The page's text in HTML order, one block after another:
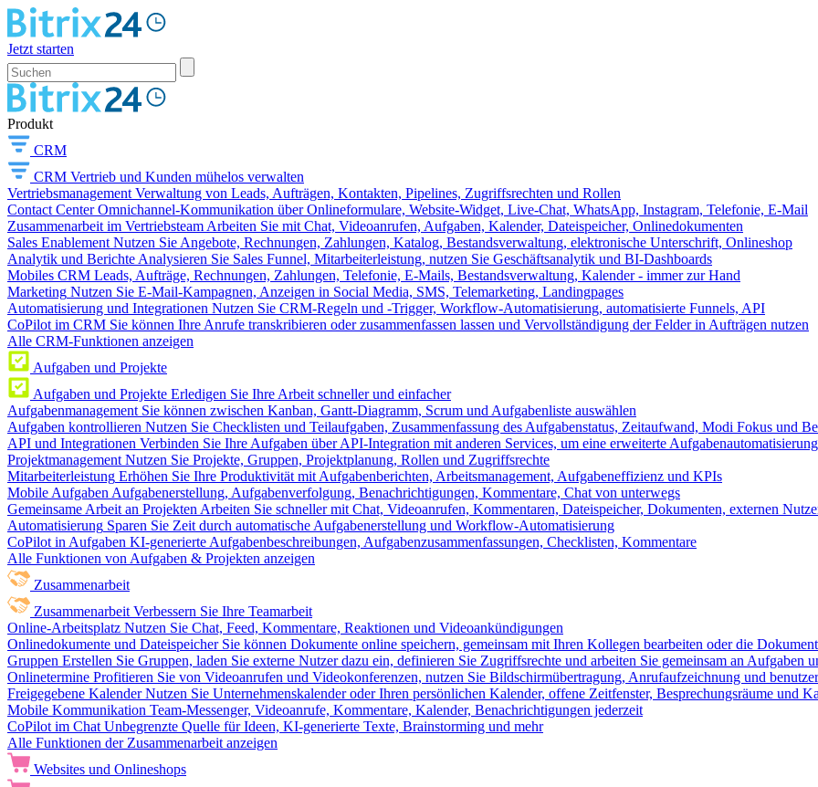
Jetzt starten
Produkt
CRM
CRM Vertrieb und Kunden mühelos verwalten
Vertriebsmanagement Verwaltung von Leads, Aufträgen, Kontakten, Pipelines, Zugriffsrechten und Rollen
Contact Center Omnichannel-Kommunikation über Onlineformulare, Website-Widget, Live-Chat, WhatsApp, Instagram, Telefonie, E-Mail
Zusammenarbeit im Vertriebsteam Arbeiten Sie mit Chat, Videoanrufen, Aufgaben, Kalender, Dateispeicher, Onlinedokumenten
Sales Enablement Nutzen Sie Angebote, Rechnungen, Zahlungen, Katalog, Bestandsverwaltung, elektronische Unterschrift, Onlineshop
Analytik und Berichte Analysieren Sie Sales Funnel, Mitarbeiterleistung, nutzen Sie Geschäftsanalytik und BI-Dashboards
Mobiles CRM Leads, Aufträge, Rechnungen, Zahlungen, Telefonie, E-Mails, Bestandsverwaltung, Kalender - immer zur Hand
Marketing Nutzen Sie E-Mail-Kampagnen, Anzeigen in Social Media, SMS, Telemarketing, Landingpages
Automatisierung und Integrationen Nutzen Sie CRM-Regeln und -Trigger, Workflow-Automatisierung, automatisierte Funnels, API
CoPilot im CRM Sie können Ihre Anrufe transkribieren oder zusammenfassen lassen und Vervollständigung der Felder in Aufträgen nutzen
Alle CRM-Funktionen anzeigen
Aufgaben und Projekte
Aufgaben und Projekte Erledigen Sie Ihre Arbeit schneller und einfacher
Aufgabenmanagement Sie können zwischen Kanban, Gantt-Diagramm, Scrum und Aufgabenliste auswählen
Aufgaben kontrollieren Nutzen Sie Checklisten und Teilaufgaben, Zusammenfassung des Aufgabenstatus, Zeitaufwand, Modi Fokus und
API und Integrationen Verbinden Sie Ihre Aufgaben über API-Integration mit anderen Services, um eine erweiterte
Projektmanagement Nutzen Sie Projekte, Gruppen, Projektplanung, Rollen und Zugriffsrechte
Mitarbeiterleistung Erhöhen Sie Ihre Produktivität mit Aufgabenberichten, Arbeitsmanagement, Aufgabeneffizienz und KPIs
Mobile Aufgaben Aufgabenerstellung, Aufgabenverfolgung, Benachrichtigungen, Kommentare, Chat von unterwegs
Gemeinsame Arbeit an Projekten Arbeiten Sie schneller mit Chat, Videoanrufen, Kommentaren, Dateispeicher, Dokumenten, externen
Automatisierung Sparen Sie Zeit durch automatische Aufgabenerstellung und Workflow-Automatisierung
CoPilot in Aufgaben KI-generierte Aufgabenbeschreibungen, Aufgabenzusammenfassungen, Checklisten, Kommentare
Alle Funktionen von Aufgaben & Projekten anzeigen
Zusammenarbeit
Zusammenarbeit Verbessern Sie Ihre Teamarbeit
Online-Arbeitsplatz Nutzen Sie Chat, Feed, Kommentare, Reaktionen und Videoankündigungen
Onlinedokumente und Dateispeicher Sie können Dokumente online speichern, gemeinsam mit Ihren Kollegen bearbeiten oder die
Gruppen Erstellen Sie Gruppen, laden Sie externe Nutzer dazu ein, definieren Sie Zugriffsrechte und arbeiten Sie gemeinsam an Aufgaben
Onlinetermine Profitieren Sie von Videoanrufen und Videokonferenzen, nutzen Sie Bildschirmübertragung, Anrufaufzeichnung und
Freigegebene Kalender Nutzen Sie Unternehmenskalender oder Ihren persönlichen Kalender, offene Zeitfenster, Besprechungsräume und
Mobile Kommunikation Team-Messenger, Videoanrufe, Kommentare, Kalender, Benachrichtigungen jederzeit
CoPilot im Chat Unbegrenzte Quelle für Ideen, KI-generierte Texte, Brainstorming und mehr
Alle Funktionen der Zusammenarbeit anzeigen
Websites und Onlineshops